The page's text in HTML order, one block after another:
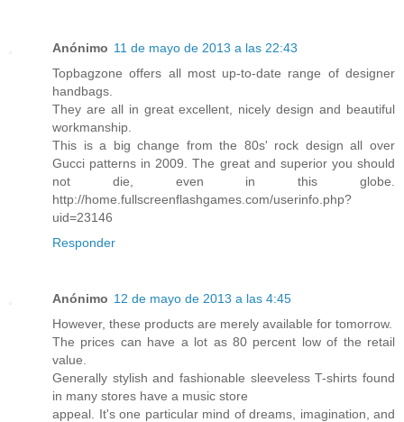
Anónimo 11 de mayo de 2013 a las 22:43
Topbagzone offers all most up-to-date range of designer
handbags.
They are all in great excellent, nicely design and beautiful
workmanship.
This is a big change from the 80s' rock design all over
Gucci patterns in 2009. The great and superior you should
not die, even in this globe.
http://home.fullscreenflashgames.com/userinfo.php?
uid=23146
Responder
Anónimo 12 de mayo de 2013 a las 4:45
However, these products are merely available for tomorrow.
The prices can have a lot as 80 percent low of the retail
value.
Generally stylish and fashionable sleeveless T-shirts found
in many stores have a music store
appeal. It's one particular mind of dreams, imagination, and